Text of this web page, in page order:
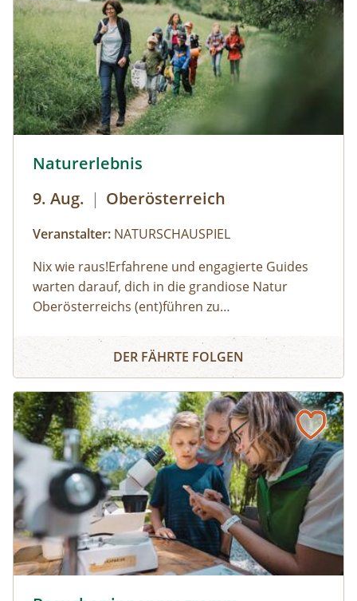
Naturerlebnis
9. Aug. | Oberösterreich
Veranstalter: NATURSCHAUSPIEL
Nix wie raus!Erfahrene und engagierte Guides
warten darauf, dich in die grandiose Natur
Oberösterreichs (ent)führen zu
Alpakas versorgen, Wassermonster fangen,
Fährtenlesen lernen, Höhlen erforschen, Honig
und noch vieles mehr: Auf unserer Website
findest du alle Angebote, flexibel buchbar zum
Wunschtermin.So geht's:⁠Melde dich zu einem
Termin aus dem Veranstaltungskalender an
oder organisiere dein privates
NATURSCHAUSPIEL: Jede Tour kann auf Anfrage
zu individuell vereinbarten Terminen
durchgeführt werden. ⁠
Naturerlebnis
DER FÄHRTE FOLGEN